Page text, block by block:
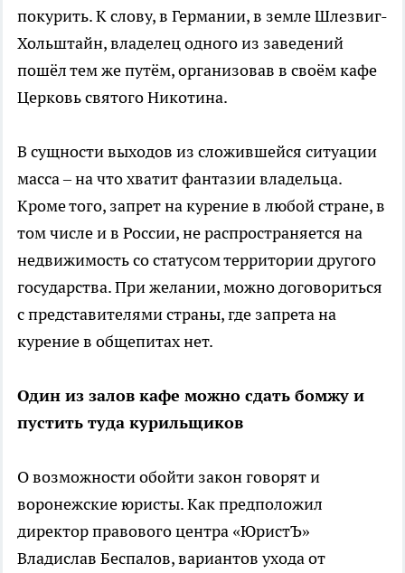
покурить. К слову, в Германии, в земле Шлезвиг-
Хольштайн, владелец одного из заведений
пошёл тем же путём, организовав в своём кафе
Церковь святого Никотина.
В сущности выходов из сложившейся ситуации
масса – на что хватит фантазии владельца.
Кроме того, запрет на курение в любой стране, в
том числе и в России, не распространяется на
недвижимость со статусом территории другого
государства. При желании, можно договориться
с представителями страны, где запрета на
курение в общепитах нет.
Один из залов кафе можно сдать бомжу и
пустить туда курильщиков
О возможности обойти закон говорят и
воронежские юристы. Как предположил
директор правового центра «ЮристЪ»
Владислав Беспалов, вариантов ухода от